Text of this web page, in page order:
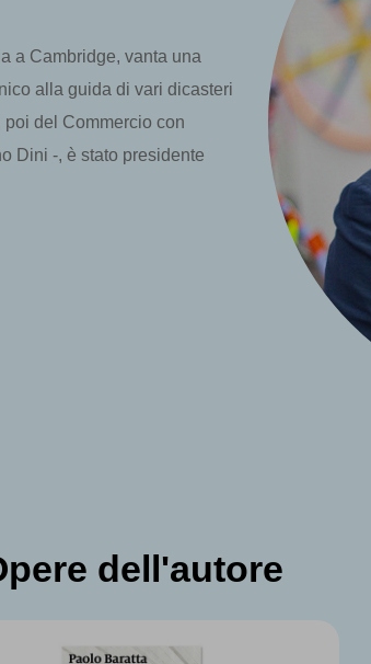
a Cambridge, vanta una
alla guida di vari dicasteri
del Commercio con
Dini -, è stato presidente
dell'autore